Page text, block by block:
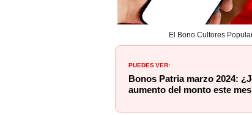
El Bono Cultores
PUEDES VER:
Bonos Patria marzo 2024:
aumento del monto este mes?